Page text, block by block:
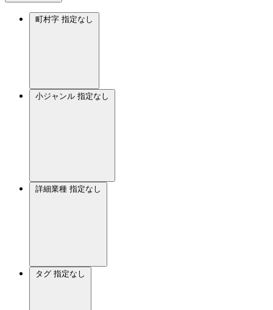
町村字 指定なし
小ジャンル 指定なし
詳細業種 指定なし
タグ 指定なし